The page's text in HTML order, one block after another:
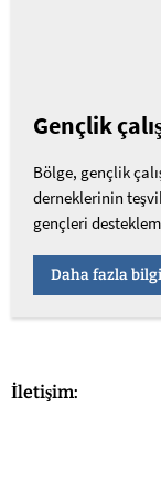
Gençlik
Bölge, gençlik
derneklerinin
gençleri
Daha fazla
İletişim: